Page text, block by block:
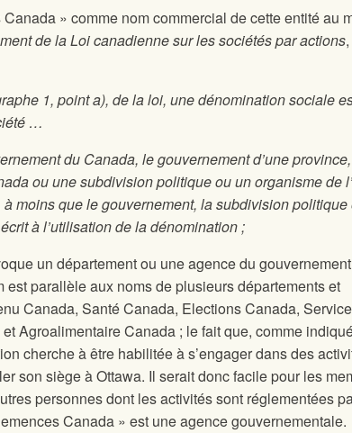
Canada » comme nom commercial de cette entité au
de la Loi canadienne sur les sociétés par actions
1, point a), de la loi, une dénomination sociale
…
du Canada, le gouvernement d’une
ou une subdivision politique ou un organisme de
moins que le gouvernement, la subdivision politique
à l’utilisation de la dénomination ;
un département ou une agence du
parallèle aux noms de plusieurs départements et
Canada, Santé Canada, Elections Canada, Service
Agroalimentaire Canada ; le fait que, comme
cherche à être habilitée à s’engager dans des
son siège à Ottawa. Il serait donc facile pour les
personnes dont les activités sont réglementées
Canada » est une agence gouvernementale.